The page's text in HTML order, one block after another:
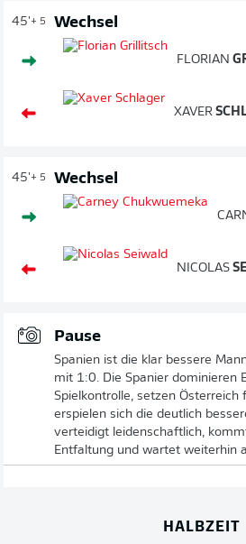
45'+ 5 Wechsel
FLORIAN
XAVER
45'+ 5 Wechsel
NICOLAS
Pause
Spanien ist die klar bessere
mit 1:0. Die Spanier dominieren
Spielkontrolle, setzen Österreich
erspielen sich die deutlich
verteidigt leidenschaftlich,
Entfaltung und wartet weiterhin
HALBZEIT